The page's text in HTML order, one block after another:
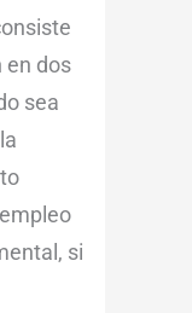
en dos
sea
si